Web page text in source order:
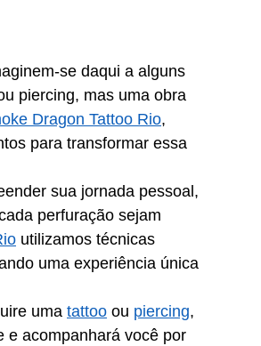
se daqui a alguns
piercing, mas uma obra
Dragon Tattoo Rio,
para transformar essa
sua jornada pessoal,
perfuração sejam
utilizamos técnicas
uma experiência única
uma tattoo ou piercing,
e acompanhará você por